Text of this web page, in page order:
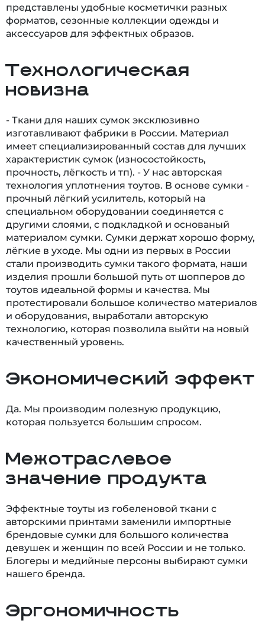
представлены удобные косметички разных
форматов, сезонные коллекции одежды и
аксессуаров для эффектных образов.
Технологическая
новизна
- Ткани для наших сумок эксклюзивно
изготавливают фабрики в России. Материал
имеет специализированный состав для лучших
характеристик сумок (износостойкость,
прочность, лёгкость и тп). - У нас авторская
технология уплотнения тоутов. В основе сумки -
прочный лёгкий усилитель, который на
специальном оборудовании соединяется с
другими слоями, с подкладкой и основаный
материалом сумки. Сумки держат хорошо форму,
лёгкие в уходе. Мы одни из первых в России
стали производить сумки такого формата, наши
изделия прошли большой путь от шопперов до
тоутов идеальной формы и качества. Мы
протестировали большое количество материалов
и оборудования, выработали авторскую
технологию, которая позволила выйти на новый
качественный уровень.
Экономический эффект
Да. Мы производим полезную продукцию,
которая пользуется большим спросом.
Межотраслевое
значение продукта
Эффектные тоуты из гобеленовой ткани с
авторскими принтами заменили импортные
брендовые сумки для большого количества
девушек и женщин по всей России и не только.
Блогеры и медийные персоны выбирают сумки
нашего бренда.
Эргономичность